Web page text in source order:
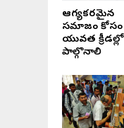
ఆరోగ్యకరమైన
సమాజం కోసం
యువత క్రీడల్లో
పాల్గొనాలి